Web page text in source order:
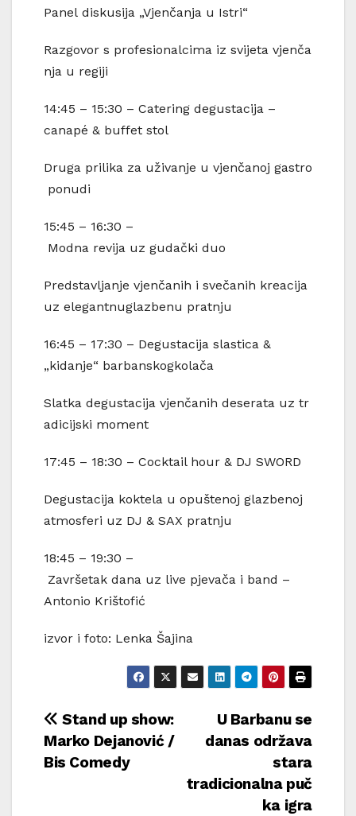
Panel diskusija „Vjenčanja u Istri“
Razgovor s profesionalcima iz svijeta vjenča
nja u regiji
14:45 – 15:30 – Catering degustacija –
canapé & buffet stol
Druga prilika za uživanje u vjenčanoj gastro
ponudi
15:45 – 16:30 –
Modna revija uz gudački duo
Predstavljanje vjenčanih i svečanih kreacija
uz elegantnuglazbenu pratnju
16:45 – 17:30 – Degustacija slastica &
„kidanje“ barbanskogkolača
Slatka degustacija vjenčanih deserata uz tr
adicijski moment
17:45 – 18:30 – Cocktail hour & DJ SWORD
Degustacija koktela u opuštenoj glazbenoj
atmosferi uz DJ & SAX pratnju
18:45 – 19:30 –
Završetak dana uz live pjevača i band –
Antonio Krištofić
izvor i foto: Lenka Šajina
Navigacija
objava
U Barbanu se
danas održava
stara
tradicionalna puč
ka igra
Stand up show:
Marko Dejanović /
Bis Comedy